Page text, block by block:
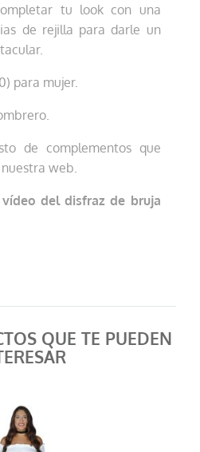
tu look con una
de rejilla para darle un
para mujer.
de complementos que
web.
del disfraz de bruja
QUE TE PUEDEN